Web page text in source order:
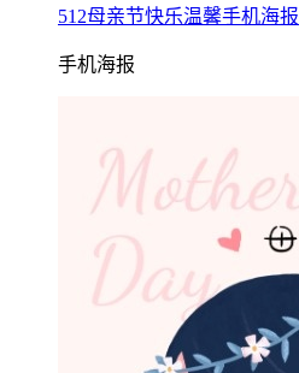
512母亲节快乐温馨手机海报
手机海报